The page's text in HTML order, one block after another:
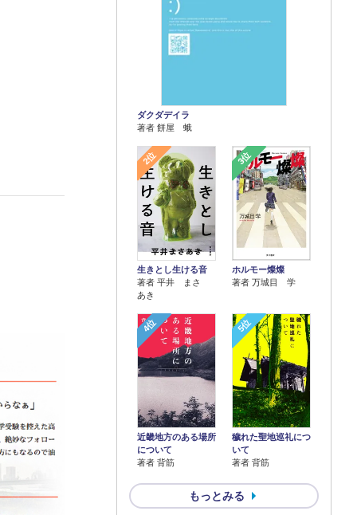
ダクダデイラ
著者 餅屋 蛾
2位
生きとし生ける音
著者 平井 まさ
あき
3位
ホルモー燦燦
著者 万城目 学
4位
近畿地方のある場所
について
著者 背筋
5位
穢れた聖地巡礼につ
いて
著者 背筋
もっとみる